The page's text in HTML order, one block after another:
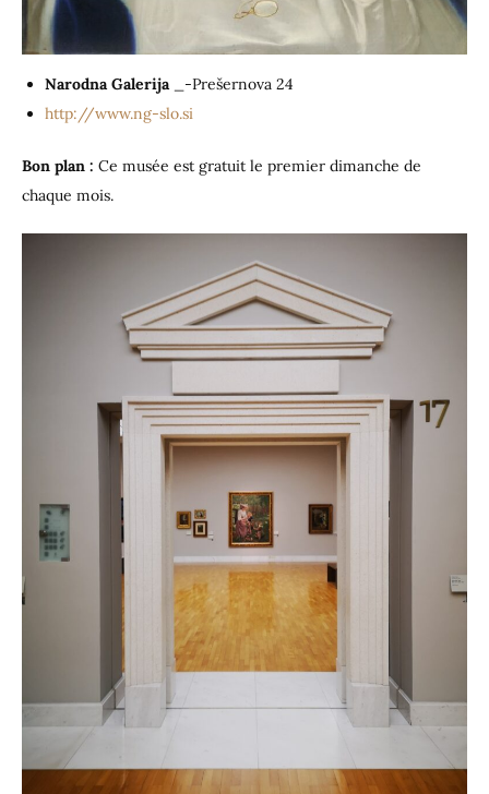
Narodna Galerija_-Prešernova 24
http://www.ng-slo.si
Bon plan : Ce musée est gratuit le premier dimanche de
chaque mois.